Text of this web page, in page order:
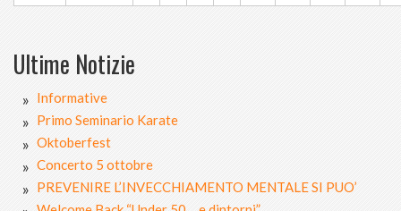
Ultime Notizie
Informative
Primo Seminario Karate
Oktoberfest
Concerto 5 ottobre
PREVENIRE L’INVECCHIAMENTO MENTALE SI PUO’